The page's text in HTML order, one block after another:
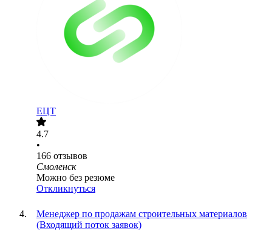
ЕЦТ
4.7
•
166 отзывов
Смоленск
Можно без резюме
Откликнуться
Менеджер по продажам строительных материалов
(Входящий поток заявок)